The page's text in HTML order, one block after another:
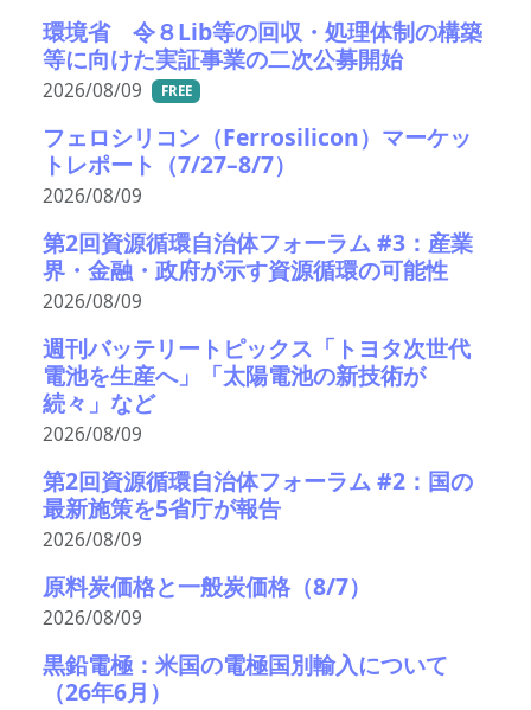
環境省 令８Lib等の回収・処理体制の構築
等に向けた実証事業の二次公募開始
2026/08/09 FREE
フェロシリコン（Ferrosilicon）マーケッ
トレポート（7/27–8/7）
2026/08/09
第2回資源循環自治体フォーラム #3：産業
界・金融・政府が示す資源循環の可能性
2026/08/09
週刊バッテリートピックス「トヨタ次世代
電池を生産へ」「太陽電池の新技術が
続々」など
2026/08/09
第2回資源循環自治体フォーラム #2：国の
最新施策を5省庁が報告
2026/08/09
原料炭価格と一般炭価格（8/7）
2026/08/09
黒鉛電極：米国の電極国別輸入について
（26年6月）